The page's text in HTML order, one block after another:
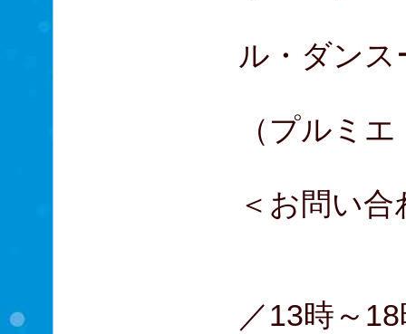
ル・ダンス
（プルミ
＜お問い
／13時～